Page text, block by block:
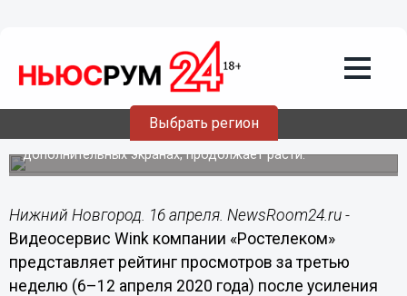
Выбрать регион
16.04.202011:32
Что смотрят те, кто остался дома -
новый рейтинг от видеосервиса Wink
Просмотр ТВ и киносериалов, в том числе на
дополнительных экранах, продолжает расти.
Нижний Новгород. 16 апреля. NewsRoom24.ru -
Видеосервис Wink компании «Ростелеком»
представляет рейтинг просмотров за третью
неделю (6–12 апреля 2020 года) после усиления